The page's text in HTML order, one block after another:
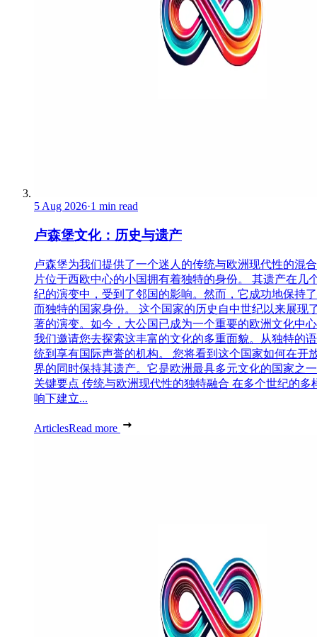
5 Aug 2026·1 min read
卢森堡文化：历史与遗产
卢森堡为我们提供了一个迷人的传统与欧洲现代性的混
片位于西欧中心的小国拥有着独特的身份。 其遗产在几
纪的演变中，受到了邻国的影响。然而，它成功地保持
而独特的国家身份。 这个国家的历史自中世纪以来展现
著的演变。如今，大公国已成为一个重要的欧洲文化中
我们邀请您去探索这丰富的文化的多重面貌。从独特的
统到享有国际声誉的机构。 您将看到这个国家如何在开
界的同时保持其遗产。它是欧洲最具多元文化的国家之
关键要点 传统与欧洲现代性的独特融合 在多个世纪的多
响下建立...
ArticlesRead more